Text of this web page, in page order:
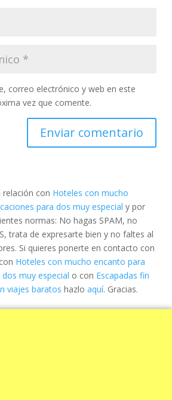
correo electrónico y web en este
vez que comente.
con Hoteles con mucho
para dos muy especial y por
normas: No hagas SPAM, no
trata de expresarte bien y no faltes al
Si quieres ponerte en contacto con
Hoteles con mucho encanto para
muy especial o con Escapadas fin
viajes baratos hazlo aquí. Gracias.